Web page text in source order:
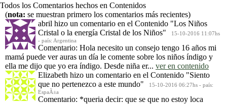
Todos los Comentarios hechos en Contenidos
(nota: se muestran primero los comentarios más recientes)
abril hizo un comentario en el Contenido "Los Niños
Cristal o la energía Cristal de los Niños"
15-10-2016 11:07hs
- país: Argentina
Comentario: Hola necesito un consejo tengo 16 años mi
mamá puede ver auras un día le comente sobre los niños índigo y
ella me dijo que yo era índigo. Desde niña er... ver en contenido
Elizabeth hizo un comentario en el Contenido "Siento
que no pertenezco a este mundo"
15-10-2016 06:27hs - país:
EspaÃ±a
Comentario: *queria decir: que se que no estoy loca